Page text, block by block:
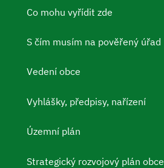
Co mohu vyřídit zde
S čím musím na pověřený úřad
Vedení obce
Vyhlášky, předpisy, nařízení
Územní plán
Strategický rozvojový plán obce